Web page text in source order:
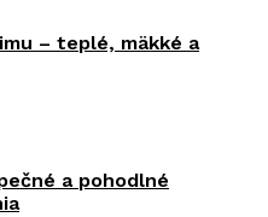
– teplé, mäkké a
a pohodlné